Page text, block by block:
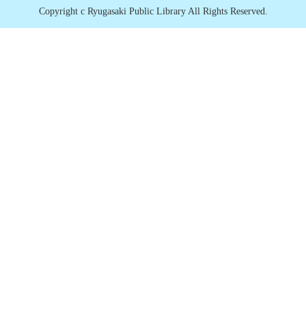
Copyright c Ryugasaki Public Library All Rights Reserved.